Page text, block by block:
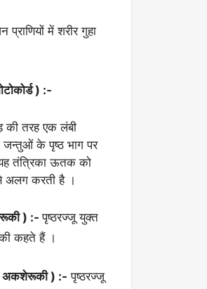
प्राणियों में शरीर गुहा
) :-
की तरह एक लंबी
जन्तुओं के पृष्ठ भाग पर
तंत्रिका ऊतक को
अलग करती है ।
) :-पृष्ठरज्जू युक्त
कहते हैं ।
अकशेरूकी ) :- पृष्ठरज्जू